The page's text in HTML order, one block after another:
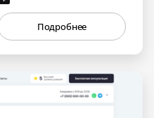
Подробнее